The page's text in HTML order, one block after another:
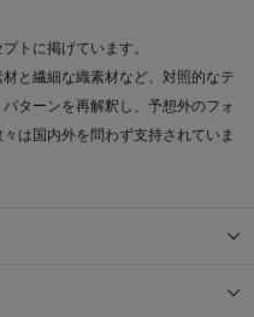
トに掲げています。
と繊細な織素材など、対照的なテ
ターンを再解釈し、予想外のフォ
は国内外を問わず支持されていま